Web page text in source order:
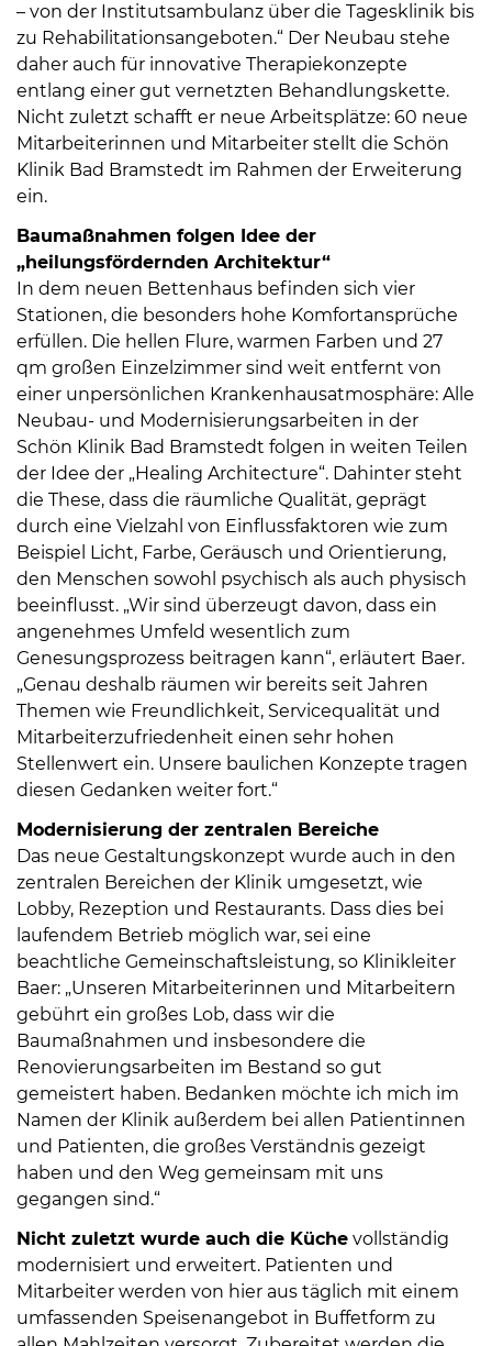
– von der Institutsambulanz über die Tagesklinik bis
zu Rehabilitationsangeboten.“ Der Neubau stehe
daher auch für innovative Therapiekonzepte
entlang einer gut vernetzten Behandlungskette.
Nicht zuletzt schafft er neue Arbeitsplätze: 60 neue
Mitarbeiterinnen und Mitarbeiter stellt die Schön
Klinik Bad Bramstedt im Rahmen der Erweiterung
ein.
Baumaßnahmen folgen Idee der
„heilungsfördernden Architektur“
In dem neuen Bettenhaus befinden sich vier
Stationen, die besonders hohe Komfortansprüche
erfüllen. Die hellen Flure, warmen Farben und 27
qm großen Einzelzimmer sind weit entfernt von
einer unpersönlichen Krankenhausatmosphäre: Alle
Neubau- und Modernisierungsarbeiten in der
Schön Klinik Bad Bramstedt folgen in weiten Teilen
der Idee der „Healing Architecture“. Dahinter steht
die These, dass die räumliche Qualität, geprägt
durch eine Vielzahl von Einflussfaktoren wie zum
Beispiel Licht, Farbe, Geräusch und Orientierung,
den Menschen sowohl psychisch als auch physisch
beeinflusst. „Wir sind überzeugt davon, dass ein
angenehmes Umfeld wesentlich zum
Genesungsprozess beitragen kann“, erläutert Baer.
„Genau deshalb räumen wir bereits seit Jahren
Themen wie Freundlichkeit, Servicequalität und
Mitarbeiterzufriedenheit einen sehr hohen
Stellenwert ein. Unsere baulichen Konzepte tragen
diesen Gedanken weiter fort.“
Modernisierung der zentralen Bereiche
Das neue Gestaltungskonzept wurde auch in den
zentralen Bereichen der Klinik umgesetzt, wie
Lobby, Rezeption und Restaurants. Dass dies bei
laufendem Betrieb möglich war, sei eine
beachtliche Gemeinschaftsleistung, so Klinikleiter
Baer: „Unseren Mitarbeiterinnen und Mitarbeitern
gebührt ein großes Lob, dass wir die
Baumaßnahmen und insbesondere die
Renovierungsarbeiten im Bestand so gut
gemeistert haben. Bedanken möchte ich mich im
Namen der Klinik außerdem bei allen Patientinnen
und Patienten, die großes Verständnis gezeigt
haben und den Weg gemeinsam mit uns
gegangen sind.“
Nicht zuletzt wurde auch die Küche vollständig
modernisiert und erweitert. Patienten und
Mitarbeiter werden von hier aus täglich mit einem
umfassenden Speisenangebot in Buffetform zu